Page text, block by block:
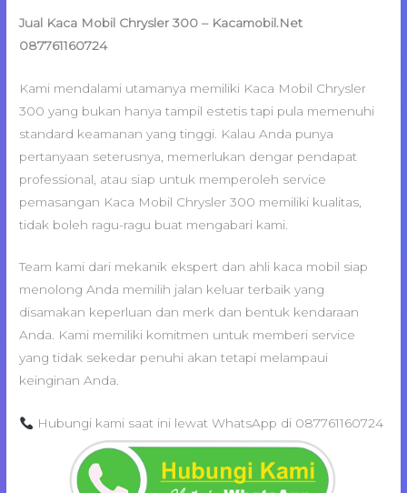
Jual Kaca Mobil Chrysler 300 – Kacamobil.Net
087761160724
Kami mendalami utamanya memiliki Kaca Mobil Chrysler
300 yang bukan hanya tampil estetis tapi pula memenuhi
standard keamanan yang tinggi. Kalau Anda punya
pertanyaan seterusnya, memerlukan dengar pendapat
professional, atau siap untuk memperoleh service
pemasangan Kaca Mobil Chrysler 300 memiliki kualitas,
tidak boleh ragu-ragu buat mengabari kami.
Team kami dari mekanik ekspert dan ahli kaca mobil siap
menolong Anda memilih jalan keluar terbaik yang
disamakan keperluan dan merk dan bentuk kendaraan
Anda. Kami memiliki komitmen untuk memberi service
yang tidak sekedar penuhi akan tetapi melampaui
keinginan Anda.
Hubungi kami saat ini lewat WhatsApp di 087761160724